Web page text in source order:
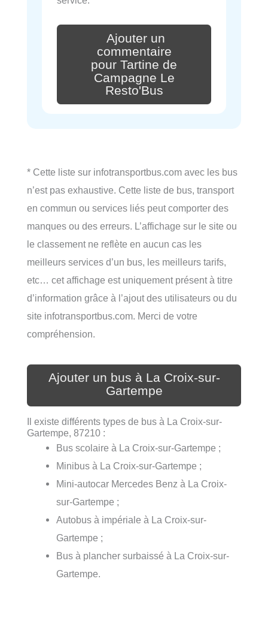
Ajouter un
commentaire
pour Tartine de
Campagne Le
Resto'Bus
* Cette liste sur infotransportbus.com avec les bus
n’est pas exhaustive. Cette liste de bus, transport
en commun ou services liés peut comporter des
manques ou des erreurs. L’affichage sur le site ou
le classement ne reflète en aucun cas les
meilleurs services d’un bus, les meilleurs tarifs,
etc… cet affichage est uniquement présent à titre
d’information grâce à l’ajout des utilisateurs ou du
site infotransportbus.com. Merci de votre
compréhension.
Ajouter un bus à La Croix-sur-
Gartempe
Il existe différents types de bus à La Croix-sur-
Gartempe, 87210 :
Bus scolaire à La Croix-sur-Gartempe ;
Minibus à La Croix-sur-Gartempe ;
Mini-autocar Mercedes Benz à La Croix-
sur-Gartempe ;
Autobus à impériale à La Croix-sur-
Gartempe ;
Bus à plancher surbaissé à La Croix-sur-
Gartempe.